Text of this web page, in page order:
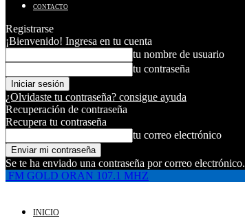
CONTACTO
Registrarse
¡Bienvenido! Ingresa en tu cuenta
tu nombre de usuario
tu contraseña
¿Olvidaste tu contraseña? consigue ayuda
Recuperación de contraseña
Recupera tu contraseña
tu correo electrónico
Se te ha enviado una contraseña por correo electrónico.
FM GOLD ORAN 107.1 MHZ
INICIO